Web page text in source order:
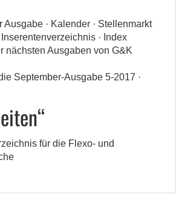
Ausgabe · Kalender · Stellenmarkt
· Index
nächsten Ausgaben von G&K
September-Ausgabe 5-2017 ·
für die Flexo- und